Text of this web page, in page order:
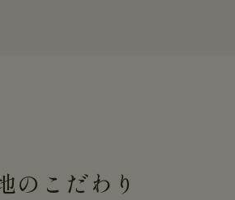
のこだわり